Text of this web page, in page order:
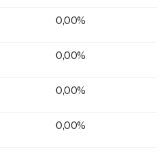
0,00%
0,00%
0,00%
0,00%